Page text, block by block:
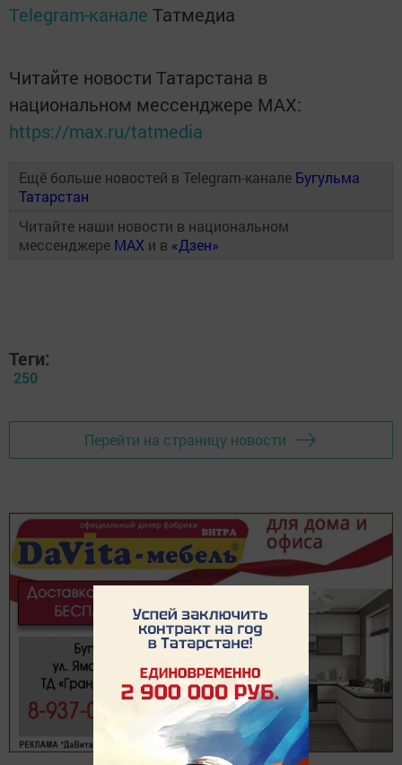
Telegram-канале Татмедиа
Читайте новости Татарстана в
национальном мессенджере MАХ:
https://max.ru/tatmedia
Ещё больше новостей в Telegram-канале Бугульма
Татарстан
Читайте наши новости в национальном
мессенджере MAX и в «Дзен»
Теги:
250
Перейти на страницу новости